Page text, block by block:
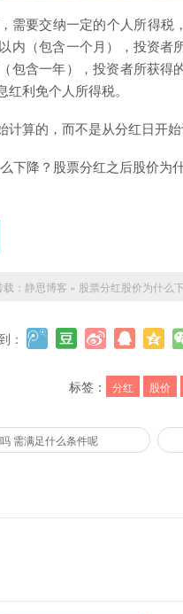
需要交纳一定的个人所得
内（包含一个月），投资
包含一年），投资者所获
利免个人所得税。
算的，而不是从分红日开始
下降？股票分红之后股价为
： 静思博客 » 股票分红股价为什么
：
标签： 分红 股价
需满足什么条件呢